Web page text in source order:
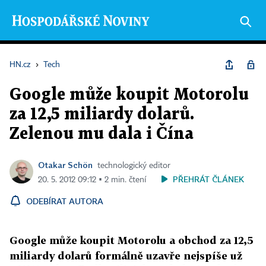
HN.cz › Tech
Google může koupit Motorolu
za 12,5 miliardy dolarů.
Zelenou mu dala i Čína
Otakar Schön
technologický editor
20. 5. 2012 09:12 ▪ 2 min. čtení
PŘEHRÁT ČLÁNEK
ODEBÍRAT AUTORA
Google může koupit Motorolu a obchod za 12,5
miliardy dolarů formálně uzavře nejspíše už